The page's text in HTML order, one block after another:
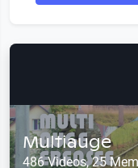
Multiauge
486 Videos, 25